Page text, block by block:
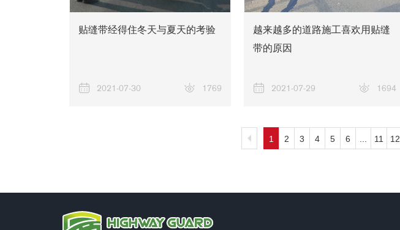
贴缝带经得住冬天与夏天的考验
2021-07-30 1769
越来越多的道路施工喜欢用贴缝
带的原因
2021-07-29 1694
1 2 3 4 5 6 11 12